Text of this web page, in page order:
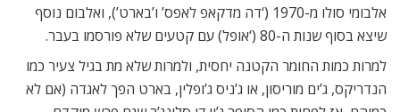
אלבומי סולו מ-1970 (‘דה מדקאפ לאפס’ ו’בארט’), ואלבום נוסף
שיצא בסוף שנות ה-80 (‘אופל) עם קטעים שלא פורסמו בעבר.
למרות כמות החומר הקטנה יחסית, ולמרות שלא מת בגיל צעיר כמו
הנדריקס, ג’ים מוריסון, או ג’ניס ג’ופלין, בארט הפך לאגדה (אם לא